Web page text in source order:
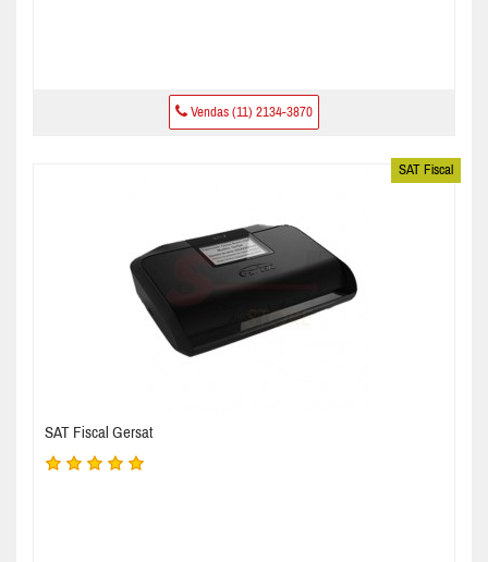
Vendas (11) 2134-3870
SAT Fiscal
SAT Fiscal Gersat